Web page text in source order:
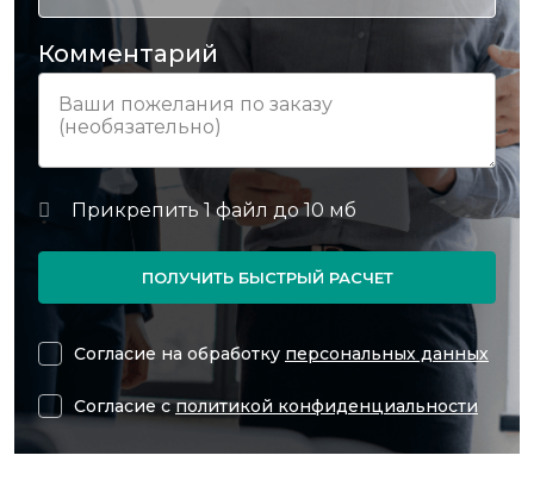
Комментарий
ПОЛУЧИТЬ БЫСТРЫЙ РАСЧЕТ
Согласие на обработку персональных данных
Согласие сполитикой конфиденциальности